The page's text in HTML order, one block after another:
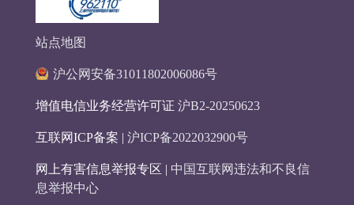
站点地图
沪公网安备31011802006086号
增值电信业务经营许可证 沪B2-20250623
互联网ICP备案 | 沪ICP备2022032900号
网上有害信息举报专区 | 中国互联网违法和不良信
息举报中心